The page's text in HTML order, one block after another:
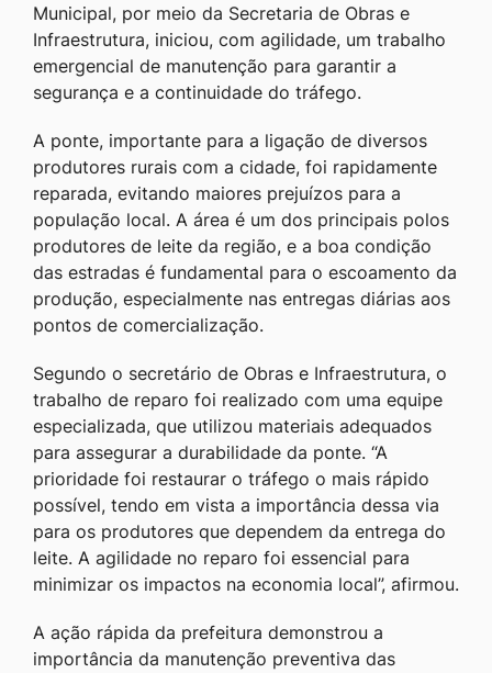
Municipal, por meio da Secretaria de Obras e
Infraestrutura, iniciou, com agilidade, um trabalho
emergencial de manutenção para garantir a
segurança e a continuidade do tráfego.
A ponte, importante para a ligação de diversos
produtores rurais com a cidade, foi rapidamente
reparada, evitando maiores prejuízos para a
população local. A área é um dos principais polos
produtores de leite da região, e a boa condição
das estradas é fundamental para o escoamento da
produção, especialmente nas entregas diárias aos
pontos de comercialização.
Segundo o secretário de Obras e Infraestrutura, o
trabalho de reparo foi realizado com uma equipe
especializada, que utilizou materiais adequados
para assegurar a durabilidade da ponte. “A
prioridade foi restaurar o tráfego o mais rápido
possível, tendo em vista a importância dessa via
para os produtores que dependem da entrega do
leite. A agilidade no reparo foi essencial para
minimizar os impactos na economia local”, afirmou.
A ação rápida da prefeitura demonstrou a
importância da manutenção preventiva das